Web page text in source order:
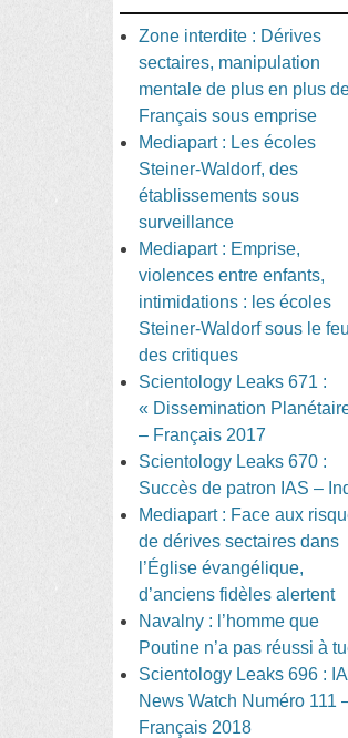
Zone interdite : Dérives
sectaires, manipulation
mentale de plus en plus
Français sous emprise
Mediapart : Les écoles
Steiner-Waldorf, des
établissements sous
surveillance
Mediapart : Emprise,
violences entre enfants,
intimidations : les écoles
Steiner-Waldorf sous le feu
des critiques
Scientology Leaks 671 :
« Dissemination
– Français 2017
Scientology Leaks 670 :
Succès de patron IAS –
Mediapart : Face aux
de dérives sectaires dans
l’Église évangélique,
d’anciens fidèles alertent
Navalny : l’homme que
Poutine n’a pas réussi à
Scientology Leaks 696 :
News Watch Numéro 111
Français 2018